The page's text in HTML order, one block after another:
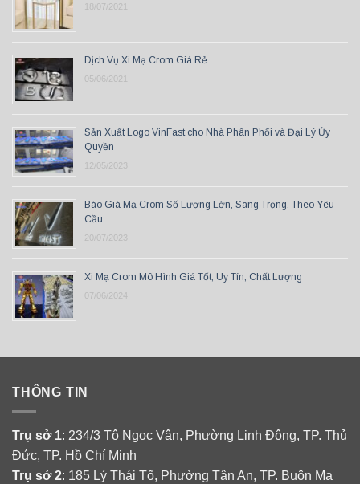
18/07/2021
Dịch Vụ Xi Mạ Crom Giá Rẻ
05/06/2021
Sản Xuất Logo VinFast cho Nhà Phân Phối và Đại Lý Ủy
Quyền
12/05/2023
Báo Giá Mạ Crom Số Lượng Lớn, Sang Trọng, Theo Yêu
Cầu
20/07/2023
Xi Mạ Crom Mô Hình Giá Tốt, Uy Tín, Chất Lượng
07/06/2024
THÔNG TIN
Trụ sở 1: 234/3 Tô Ngọc Vân, Phường Linh Đông, TP. Thủ
Đức, TP. Hồ Chí Minh
Trụ sở 2: 185 Lý Thái Tổ, Phường Tân An, TP. Buôn Ma